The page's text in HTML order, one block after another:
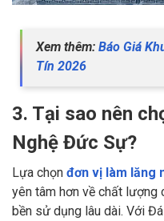
Xem thêm: Báo Giá
Tín 2026
3. Tại sao nên
Nghệ Đức Sự?
Lựa chọn đơn vị làm lăng
yên tâm hơn về chất lượng
bền sử dụng lâu dài. Với